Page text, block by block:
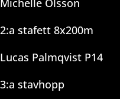
2:a stafett 8x200m
Lucas Palmqvist P14
3:a stavhopp